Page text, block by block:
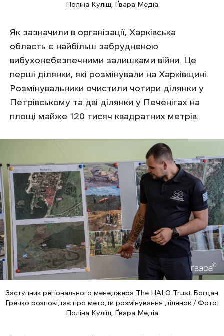
Поліна Куліш, Ґвара Медіа
Як зазначили в організації, Харківська
область є найбільш забрудненою
вибухонебезпечними залишками війни. Це
перші ділянки, які розмінували на Харківщині.
Розмінувальники очистили чотири ділянки у
Петрівському та дві ділянки у Печенігах на
площі майже 120 тисяч квадратних метрів.
Заступник регіонального менеджера The HALO Trust Богдан
Гречко розповідає про методи розмінування ділянок / Фото:
Поліна Куліш, Ґвара Медіа